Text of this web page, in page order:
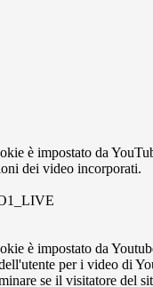
è impostato da
dei video incorporati.
è impostato da
per i video di
se il visitatore del